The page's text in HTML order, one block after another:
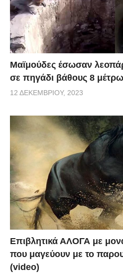
Μαϊμούδες έσωσαν
σε πηγάδι βάθους 8
12 ΔΕΚΕΜΒΡΊΟΥ, 2023
Επιβλητικά ΑΛΟΓΑ με
που μαγεύουν με το
(video)